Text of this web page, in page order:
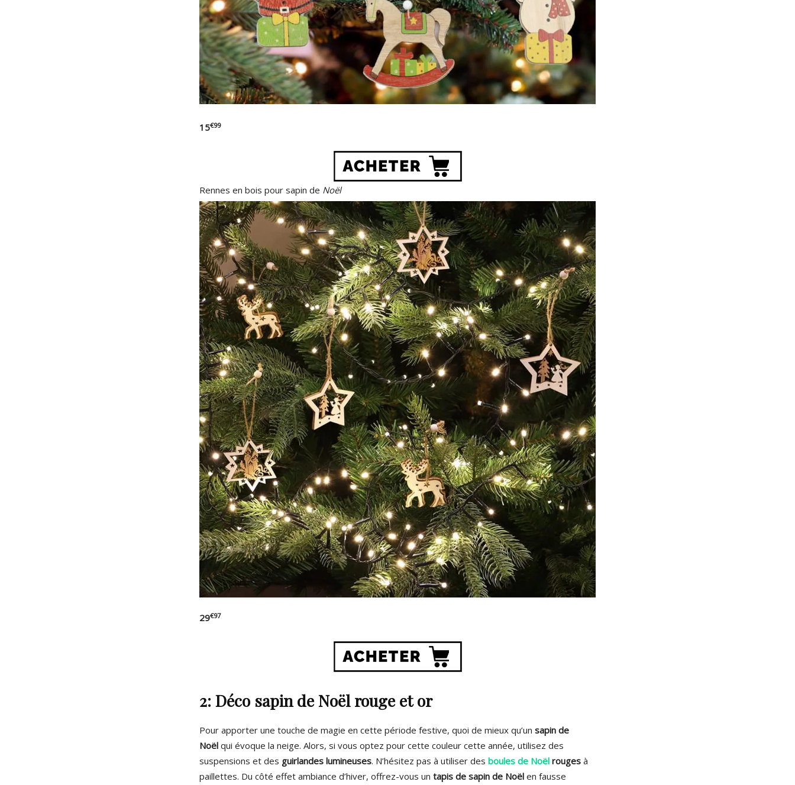
15€99
Rennes en bois pour sapin de Noël
29€97
2: Déco sapin de Noël rouge et or
Pour apporter une touche de magie en cette période festive, quoi de mieux qu’un sapin de
Noël qui évoque la neige. Alors, si vous optez pour cette couleur cette année, utilisez des
suspensions et des guirlandes lumineuses. N’hésitez pas à utiliser des boules de Noël rouges à
paillettes. Du côté effet ambiance d’hiver, offrez-vous un tapis de sapin de Noël en fausse